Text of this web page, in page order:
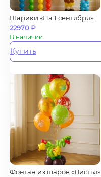
Шарики «На 1 сентября»
22970₽
В наличии
Купить
Фонтан из шаров «Листья»